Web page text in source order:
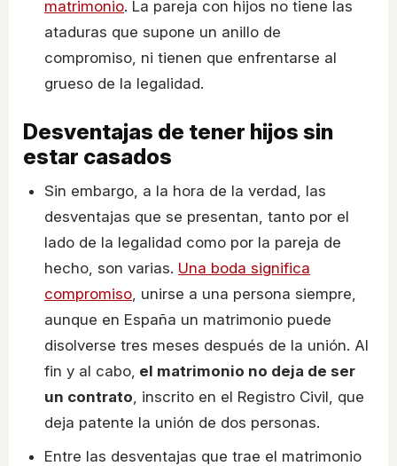
matrimonio. La pareja con hijos no tiene las
ataduras que supone un anillo de
compromiso, ni tienen que enfrentarse al
grueso de la legalidad.
Desventajas de tener hijos sin
estar casados
Sin embargo, a la hora de la verdad, las
desventajas que se presentan, tanto por el
lado de la legalidad como por la pareja de
hecho, son varias. Una boda significa
compromiso , unirse a una persona siempre,
aunque en España un matrimonio puede
disolverse tres meses después de la unión. Al
fin y al cabo, el matrimonio no deja de ser
un contrato , inscrito en el Registro Civil, que
deja patente la unión de dos personas.
Entre las desventajas que trae el matrimonio